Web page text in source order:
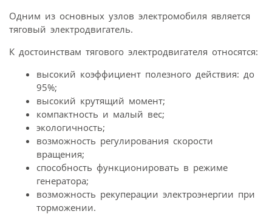
Одним из основных узлов электромобиля является
тяговый электродвигатель.
К достоинствам тягового электродвигателя относятся:
высокий коэффициент полезного действия: до
95%;
высокий крутящий момент;
компактность и малый вес;
экологичность;
возможность регулирования скорости
вращения;
способность функционировать в режиме
генератора;
возможность рекуперации электроэнергии при
торможении.